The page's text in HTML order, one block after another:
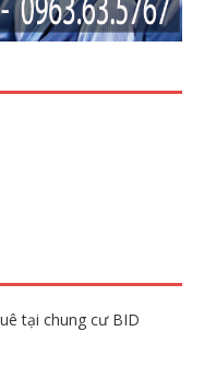
tại chung cư BID